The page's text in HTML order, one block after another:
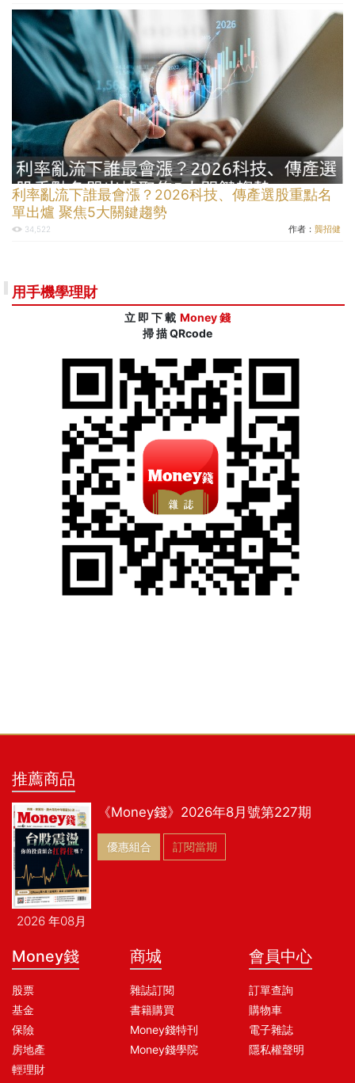
利率亂流下誰最會漲？2026科技、傳產選股重點名
單出爐 聚焦5大關鍵趨勢
34,522 作者： 龔招健
用手機學理財
立 即 下 載 Money 錢
掃 描 QRcode
推薦商品
2026 年08月
《Money錢》2026年8月號第227期
優惠組合 訂閱當期
Money錢
股票
基金
保險
房地產
輕理財
商城
雜誌訂閱
書籍購買
Money錢特刊
Money錢學院
會員中心
訂單查詢
購物車
電子雜誌
隱私權聲明